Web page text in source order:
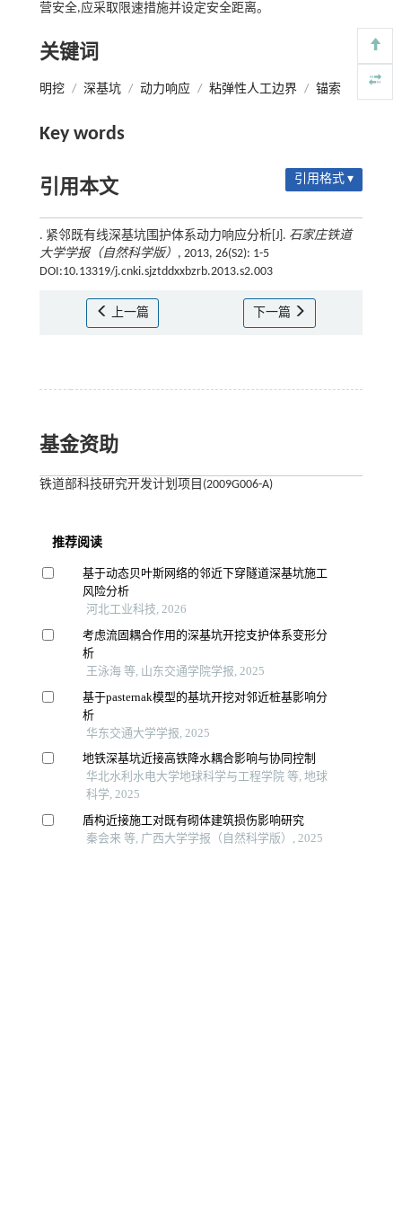
营安全,应采取限速措施并设定安全距离。
关键词
明挖 / 深基坑 / 动力响应 / 粘弹性人工边界 / 锚索
Key words
引用本文 引用格式 ▾
. 紧邻既有线深基坑围护体系动力响应分析[J]. 石家庄铁道
大学学报（自然科学版） , 2013, 26(S2): 1-5
DOI:10.13319/j.cnki.sjztddxxbzrb.2013.s2.003
上一篇 下一篇
基金资助
铁道部科技研究开发计划项目(2009G006-A)